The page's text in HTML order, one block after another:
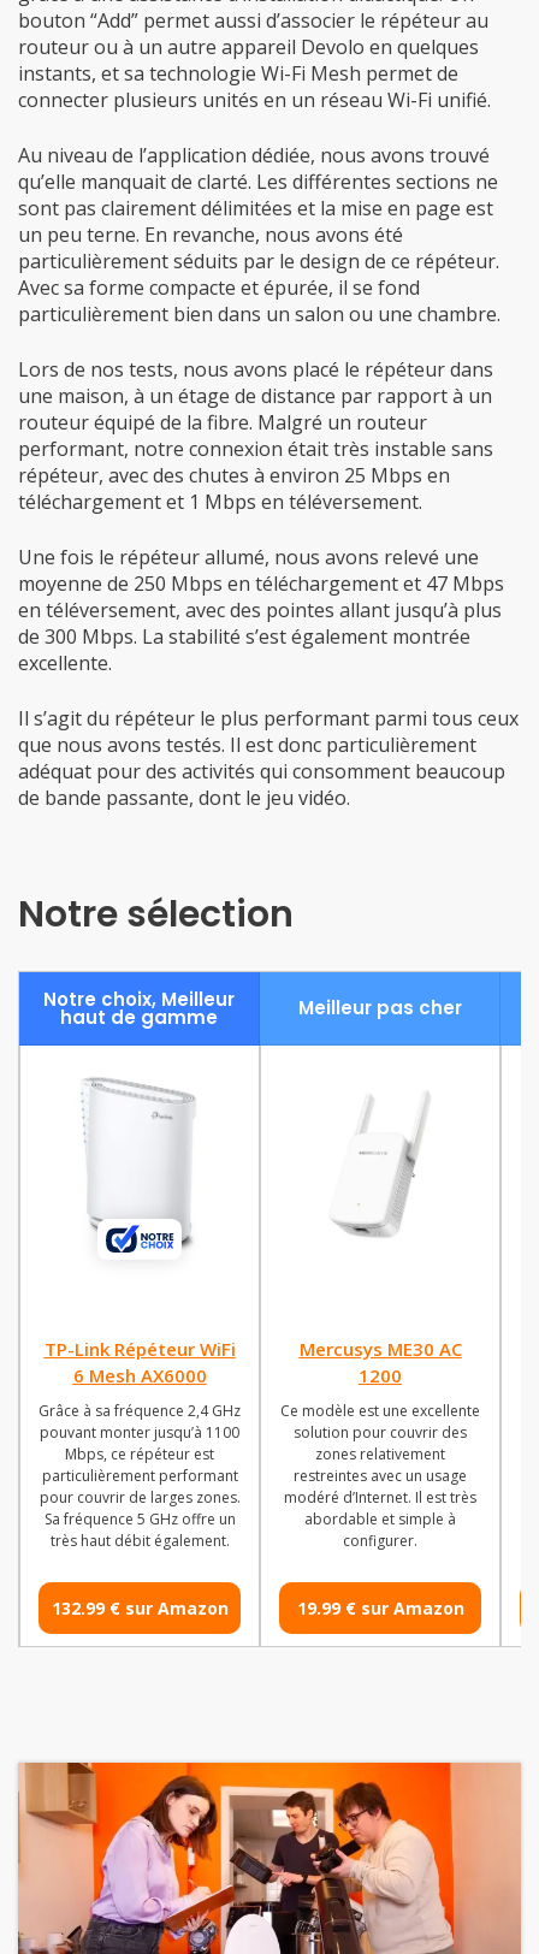
bouton “Add” permet aussi d’associer le répéteur au
routeur ou à un autre appareil Devolo en quelques
instants, et sa technologie Wi-Fi Mesh permet de
connecter plusieurs unités en un réseau Wi-Fi unifié.
Au niveau de l’application dédiée, nous avons trouvé
qu’elle manquait de clarté. Les différentes sections ne
sont pas clairement délimitées et la mise en page est
un peu terne. En revanche, nous avons été
particulièrement séduits par le design de ce répéteur.
Avec sa forme compacte et épurée, il se fond
particulièrement bien dans un salon ou une chambre.
Lors de nos tests, nous avons placé le répéteur dans
une maison, à un étage de distance par rapport à un
routeur équipé de la fibre. Malgré un routeur
performant, notre connexion était très instable sans
répéteur, avec des chutes à environ 25 Mbps en
téléchargement et 1 Mbps en téléversement.
Une fois le répéteur allumé, nous avons relevé une
moyenne de 250 Mbps en téléchargement et 47 Mbps
en téléversement, avec des pointes allant jusqu’à plus
de 300 Mbps. La stabilité s’est également montrée
excellente.
Il s’agit du répéteur le plus performant parmi tous ceux
que nous avons testés. Il est donc particulièrement
adéquat pour des activités qui consomment beaucoup
de bande passante, dont le jeu vidéo.
Notre sélection
Notre choix, Meilleur
haut de gamme Meilleur pas cher
TP-Link Répéteur WiFi
6 Mesh AX6000
Mercusys ME30 AC
1200
Grâce à sa fréquence 2,4 GHz
pouvant monter jusqu’à 1100
Mbps, ce répéteur est
particulièrement performant
pour couvrir de larges zones.
Sa fréquence 5 GHz offre un
très haut débit également.
Ce modèle est une excellente
solution pour couvrir des
zones relativement
restreintes avec un usage
modéré d’Internet. Il est très
abordable et simple à
configurer.
132.99 € sur Amazon 19.99 € sur Amazon